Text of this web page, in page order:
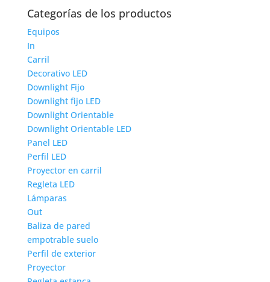
Categorías de los productos
Equipos
In
Carril
Decorativo LED
Downlight Fijo
Downlight fijo LED
Downlight Orientable
Downlight Orientable LED
Panel LED
Perfil LED
Proyector en carril
Regleta LED
Lámparas
Out
Baliza de pared
empotrable suelo
Perfil de exterior
Proyector